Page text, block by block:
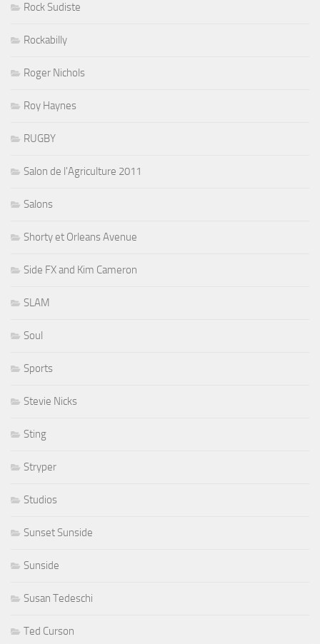
Rock Sudiste
Rockabilly
Roger Nichols
Roy Haynes
RUGBY
Salon de l'Agriculture 2011
Salons
Shorty et Orleans Avenue
Side FX and Kim Cameron
SLAM
Soul
Sports
Stevie Nicks
Sting
Stryper
Studios
Sunset Sunside
Sunside
Susan Tedeschi
Ted Curson